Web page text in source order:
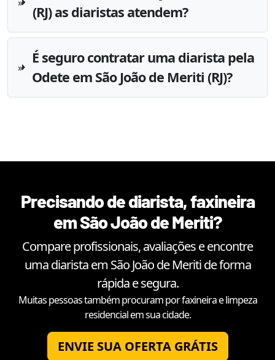
(RJ) as diaristas atendem?
É seguro contratar uma diarista pela
Odete em São João de Meriti (RJ)?
Precisando de diarista, faxineira
emSão João de Meriti?
Compare profissionais, avaliações e encontre
uma diarista em São João de Meritide forma
rápida e segura.
Muitas pessoas também procuram por faxineira e limpeza
residencial em sua cidade.
ENVIE SUA OFERTA GRÁTIS